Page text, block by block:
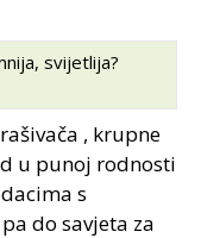
svijetlija?
, krupne
u punoj rodnosti
s
do savjeta za